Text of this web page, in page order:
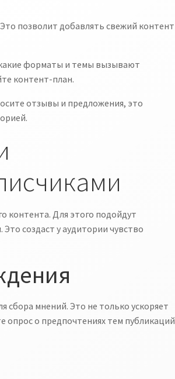
позволит добавлять свежий контент
форматы и темы вызывают
контент-план.
отзывы и предложения, это
контента. Для этого подойдут
создаст у аудитории чувство
сбора мнений. Это не только ускоряет
о предпочтениях тем публикаций